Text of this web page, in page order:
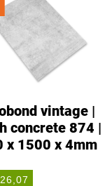
vintage |
concrete 874 |
x 1500 x 4mm